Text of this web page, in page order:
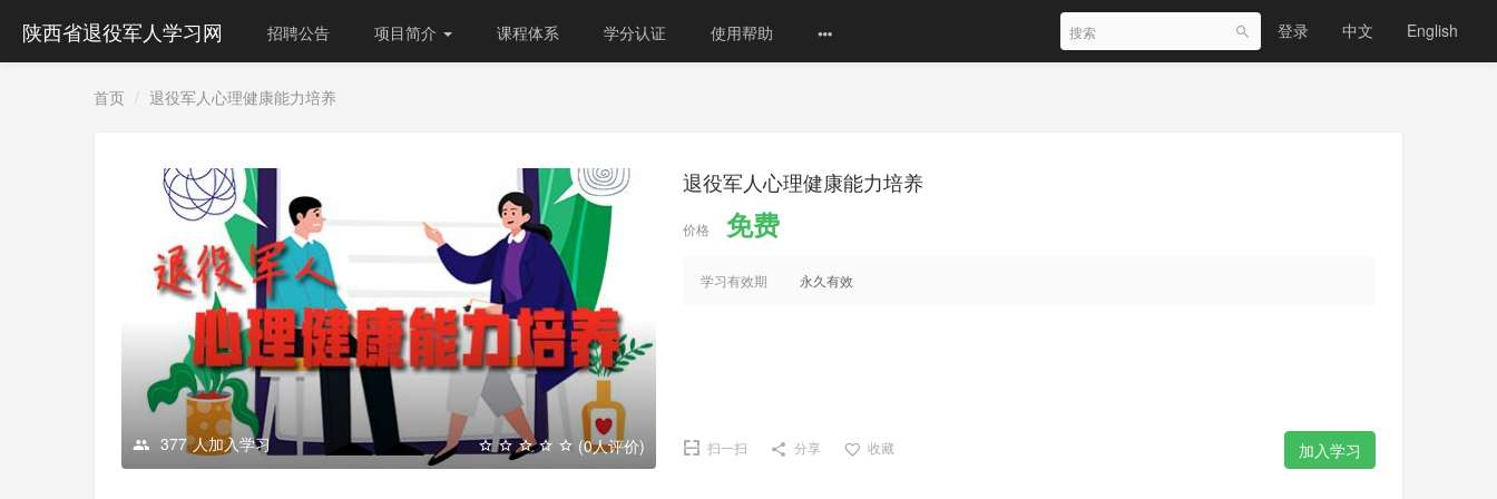
陕西省退役军人学习网 招聘公告 项目简介 课程体系 学分认证 使用帮助 登录 中文 English
首页 退役军人心理健康能力培养
377 人加入学习 (0人评价)
退役军人心理健康能力培养
价格 免费
学习有效期 永久有效
扫一扫 分享 收藏 加入学习